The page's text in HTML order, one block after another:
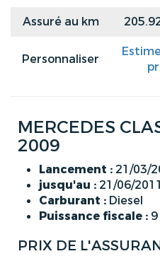
Assuré au km
Personnaliser
MERCEDES
2009
Lancement : 21/03/
jusqu'au : 21/06/2011
Carburant : Diesel
Puissance fiscale : 9
PRIX DE